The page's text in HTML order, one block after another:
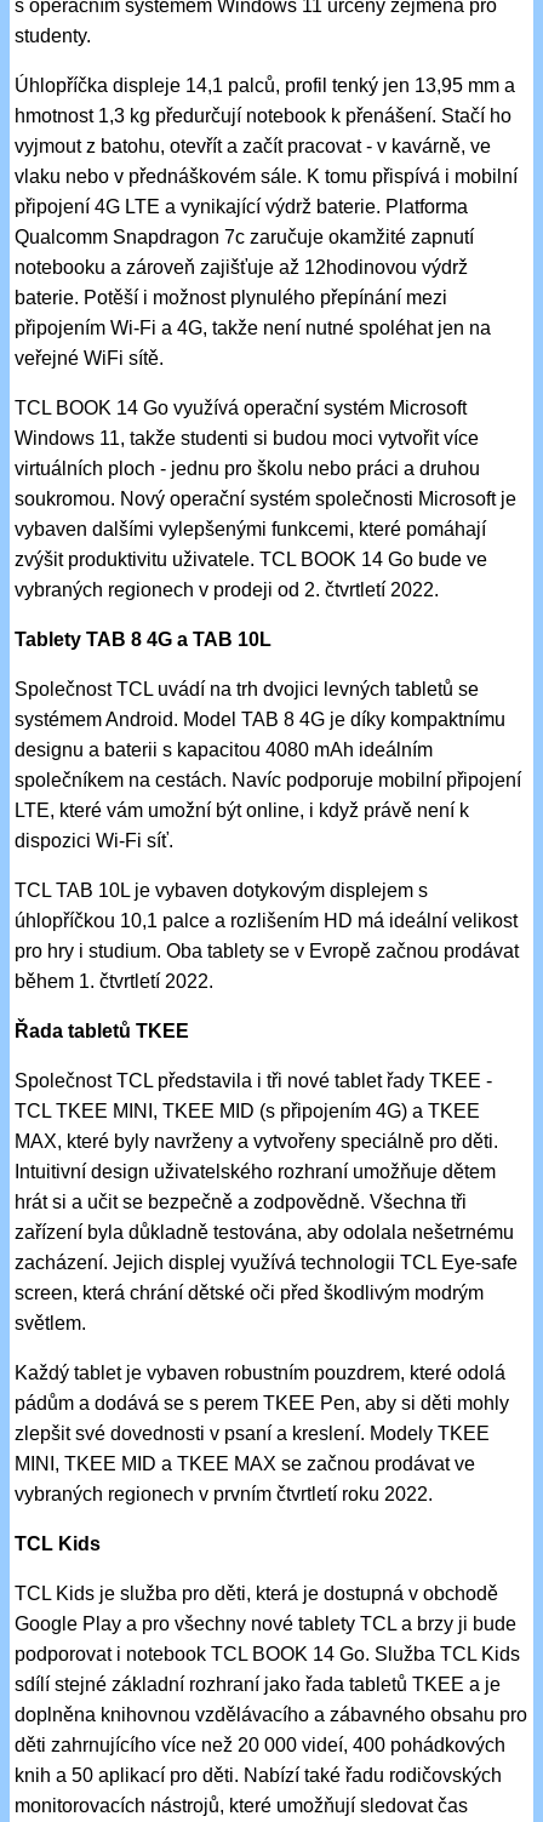
s operačním systémem Windows 11 určený zejména pro
studenty.
Úhlopříčka displeje 14,1 palců, profil tenký jen 13,95 mm a
hmotnost 1,3 kg předurčují notebook k přenášení. Stačí ho
vyjmout z batohu, otevřít a začít pracovat - v kavárně, ve
vlaku nebo v přednáškovém sále. K tomu přispívá i mobilní
připojení 4G LTE a vynikající výdrž baterie. Platforma
Qualcomm Snapdragon 7c zaručuje okamžité zapnutí
notebooku a zároveň zajišťuje až 12hodinovou výdrž
baterie. Potěší i možnost plynulého přepínání mezi
připojením Wi-Fi a 4G, takže není nutné spoléhat jen na
veřejné WiFi sítě.
TCL BOOK 14 Go využívá operační systém Microsoft
Windows 11, takže studenti si budou moci vytvořit více
virtuálních ploch - jednu pro školu nebo práci a druhou
soukromou. Nový operační systém společnosti Microsoft je
vybaven dalšími vylepšenými funkcemi, které pomáhají
zvýšit produktivitu uživatele. TCL BOOK 14 Go bude ve
vybraných regionech v prodeji od 2. čtvrtletí 2022.
Tablety TAB 8 4G a TAB 10L
Společnost TCL uvádí na trh dvojici levných tabletů se
systémem Android. Model TAB 8 4G je díky kompaktnímu
designu a baterii s kapacitou 4080 mAh ideálním
společníkem na cestách. Navíc podporuje mobilní připojení
LTE, které vám umožní být online, i když právě není k
dispozici Wi-Fi síť.
TCL TAB 10L je vybaven dotykovým displejem s
úhlopříčkou 10,1 palce a rozlišením HD má ideální velikost
pro hry i studium. Oba tablety se v Evropě začnou prodávat
během 1. čtvrtletí 2022.
Řada tabletů TKEE
Společnost TCL představila i tři nové tablet řady TKEE -
TCL TKEE MINI, TKEE MID (s připojením 4G) a TKEE
MAX, které byly navrženy a vytvořeny speciálně pro děti.
Intuitivní design uživatelského rozhraní umožňuje dětem
hrát si a učit se bezpečně a zodpovědně. Všechna tři
zařízení byla důkladně testována, aby odolala nešetrnému
zacházení. Jejich displej využívá technologii TCL Eye-safe
screen, která chrání dětské oči před škodlivým modrým
světlem.
Každý tablet je vybaven robustním pouzdrem, které odolá
pádům a dodává se s perem TKEE Pen, aby si děti mohly
zlepšit své dovednosti v psaní a kreslení. Modely TKEE
MINI, TKEE MID a TKEE MAX se začnou prodávat ve
vybraných regionech v prvním čtvrtletí roku 2022.
TCL Kids
TCL Kids je služba pro děti, která je dostupná v obchodě
Google Play a pro všechny nové tablety TCL a brzy ji bude
podporovat i notebook TCL BOOK 14 Go. Služba TCL Kids
sdílí stejné základní rozhraní jako řada tabletů TKEE a je
doplněna knihovnou vzdělávacího a zábavného obsahu pro
děti zahrnujícího více než 20 000 videí, 400 pohádkových
knih a 50 aplikací pro děti. Nabízí také řadu rodičovských
monitorovacích nástrojů, které umožňují sledovat čas